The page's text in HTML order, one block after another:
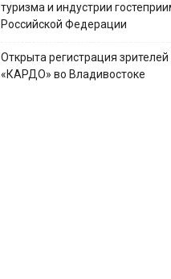
туризма и индустрии
Российской Федерации
Открыта регистрация
«КАРДО» во Владивостоке